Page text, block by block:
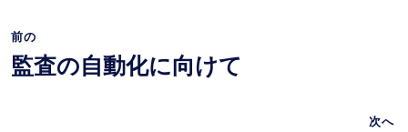
前の
監査の自動化に向けて
次へ